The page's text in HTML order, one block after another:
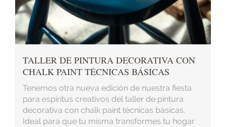
TALLER DE PINTURA DECORATIVA CON
CHALK PAINT TÉCNICAS BÁSICAS
Tenemos otra nueva edición de nuestra fiesta
para espíritus creativos del taller de pintura
decorativa con chalk paint técnicas básicas.
Ideal para que tu misma transformes tu hogar